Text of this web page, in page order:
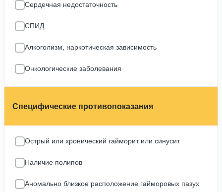
Сердечная недостаточность
СПИД
Алкоголизм, наркотическая зависимость
Онкологические заболевания
Острый или хронический гайморит или синусит
Наличие полипов
Аномально близкое расположение гайморовых пазух